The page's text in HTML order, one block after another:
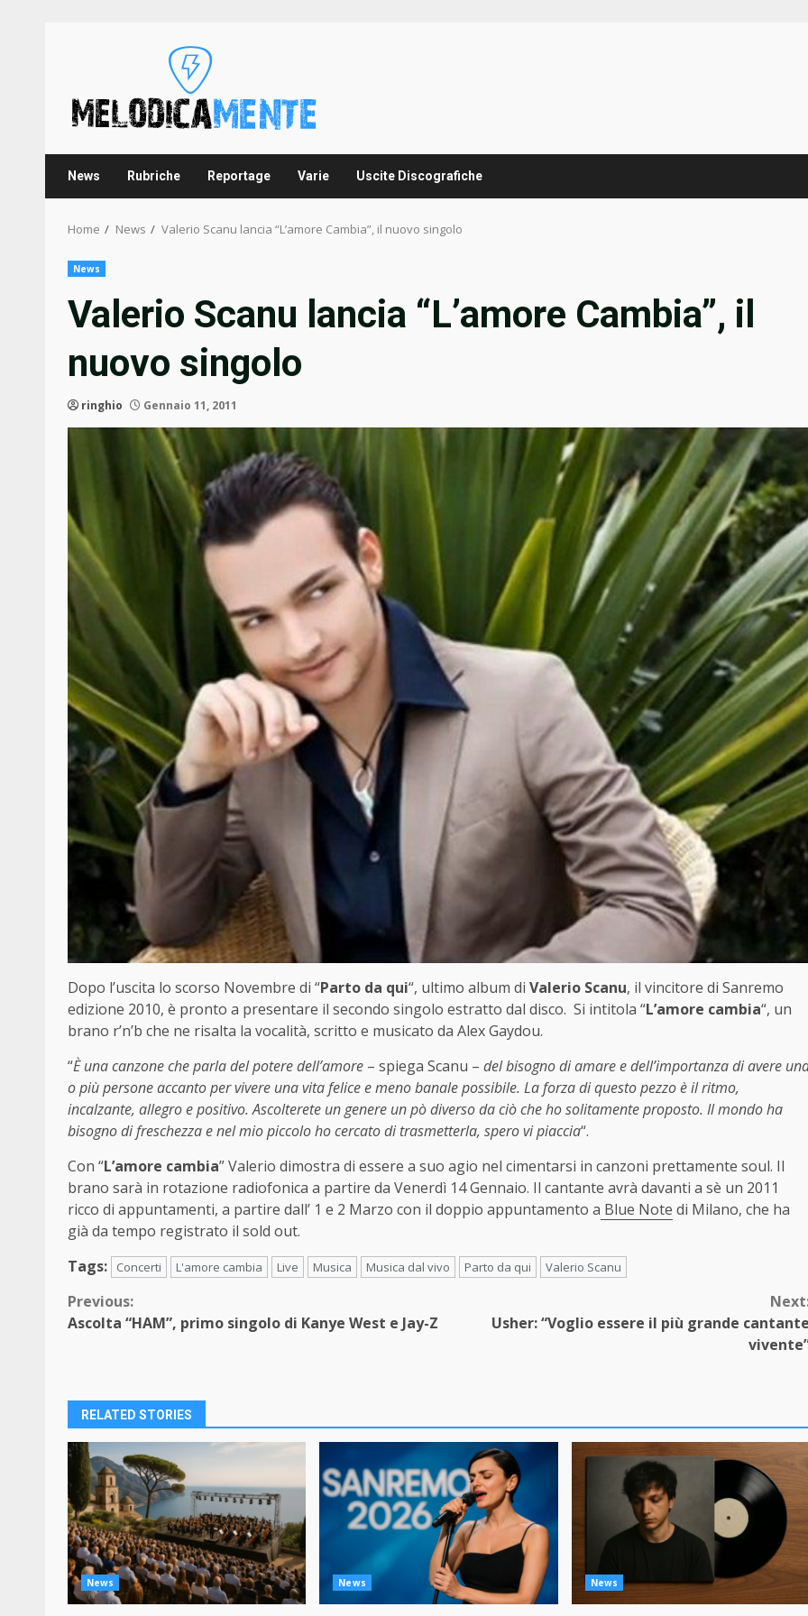
News Rubriche Reportage Varie Uscite Discografiche
Home News Valerio Scanu lancia “L’amore Cambia”, il nuovo singolo
News
Valerio Scanu lancia “L’amore Cambia”, il
nuovo singolo
ringhio Gennaio 11, 2011
Dopo l’uscita lo scorso Novembre di “Parto da qui“, ultimo album di Valerio Scanu, il vincitore di Sanremo
edizione 2010, è pronto a presentare il secondo singolo estratto dal disco. Si intitola “L’amore cambia“, un
brano r’n’b che ne risalta la vocalità, scritto e musicato da Alex Gaydou.
“È una canzone che parla del potere dell’amore – spiega Scanu – del bisogno di amare e dell’importanza di avere
o più persone accanto per vivere una vita felice e meno banale possibile. La forza di questo pezzo è il ritmo,
incalzante, allegro e positivo. Ascolterete un genere un pò diverso da ciò che ho solitamente proposto. Il mondo ha
bisogno di freschezza e nel mio piccolo ho cercato di trasmetterla, spero vi piaccia“.
Con “L’amore cambia” Valerio dimostra di essere a suo agio nel cimentarsi in canzoni prettamente soul. Il
brano sarà in rotazione radiofonica a partire da Venerdì 14 Gennaio. Il cantante avrà davanti a sè un 2011
ricco di appuntamenti, a partire dall’ 1 e 2 Marzo con il doppio appuntamento a Blue Note di Milano, che ha
già da tempo registrato il sold out.
Tags:
Concerti L'amore cambia Live Musica Musica dal vivo Parto da qui Valerio Scanu
Continue
Previous:
Ascolta “HAM”, primo singolo di Kanye West e Jay-Z
Usher: “Voglio essere il più grande
RELATED STORIES
News News News